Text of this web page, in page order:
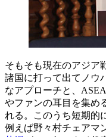
そもそも現在のアジア
諸国に打って出てノウ
なアプローチと、
やファンの耳目を集め
れる。このうち短期的
例えば野々村チェアマ